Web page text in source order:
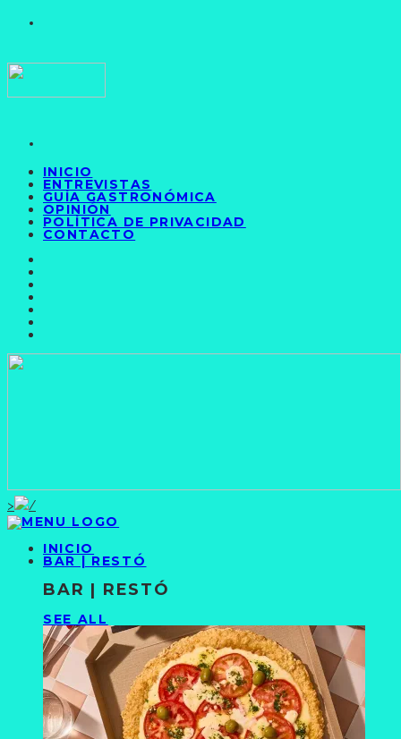
INICIO
ENTREVISTAS
GUÍA GASTRONÓMICA
OPINIÓN
POLÍTICA DE PRIVACIDAD
CONTACTO
>
INICIO
BAR | RESTÓ
BAR | RESTÓ
SEE ALL